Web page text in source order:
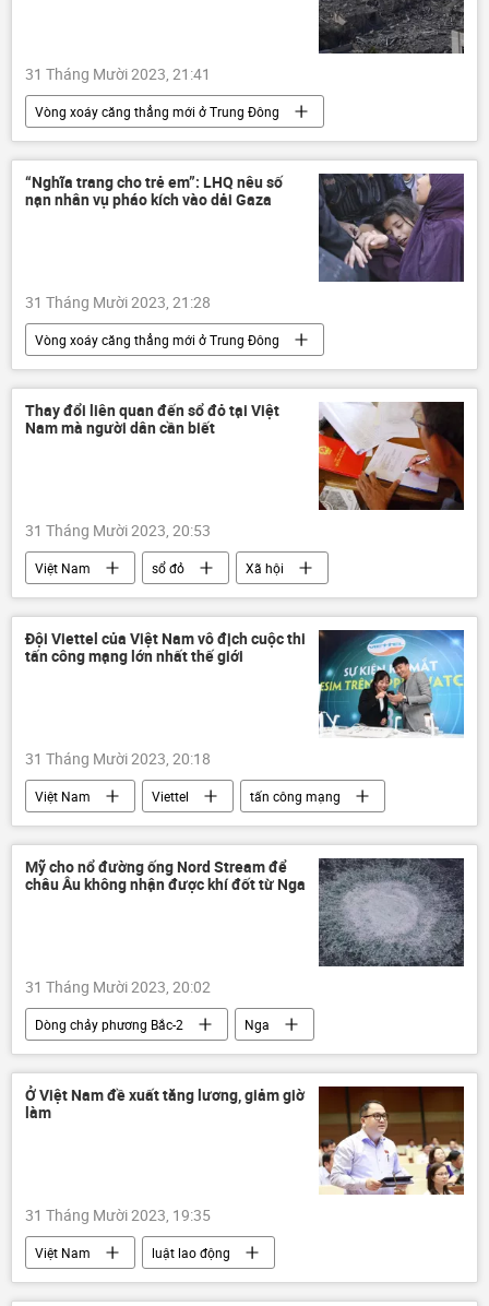
31 Tháng Mười 2023, 21:41
Vòng xoáy căng thẳng mới ở Trung Đông
Palestine
Israel
Gaza
Thế giới
xung đột quân sự Xã hội
“Nghĩa trang cho trẻ em”: LHQ nêu số
nạn nhân vụ pháo kích vào dải Gaza
31 Tháng Mười 2023, 21:28
Vòng xoáy căng thẳng mới ở Trung Đông
Palestine
Israel
Gaza
Liên Hợp Quốc
Thế giới Xã hội
Thay đổi liên quan đến sổ đỏ tại Việt
Nam mà người dân cần biết
31 Tháng Mười 2023, 20:53
Việt Nam sổ đỏ
Xã hội
đất
Bộ Tài nguyên và Môi trường
Đội Viettel của Việt Nam vô địch cuộc thi
tấn công mạng lớn nhất thế giới
31 Tháng Mười 2023, 20:18
Việt Nam Viettel
tấn công mạng
cuộc thi
Mỹ cho nổ đường ống Nord Stream để
châu Âu không nhận được khí đốt từ Nga
31 Tháng Mười 2023, 20:02
Dòng chảy phương Bắc-2
Nga
Thế giới
Chính trị vụ nổ
Ở Việt Nam đề xuất tăng lương, giảm giờ
làm
31 Tháng Mười 2023, 19:35
Việt Nam
luật lao động
người lao động
lương tăng lương